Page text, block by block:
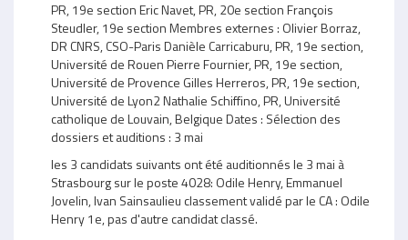
PR, 19e section Eric Navet, PR, 20e section François
Steudler, 19e section Membres externes : Olivier Borraz,
DR CNRS, CSO-Paris Danièle Carricaburu, PR, 19e section,
Université de Rouen Pierre Fournier, PR, 19e section,
Université de Provence Gilles Herreros, PR, 19e section,
Université de Lyon2 Nathalie Schiffino, PR, Université
catholique de Louvain, Belgique Dates : Sélection des
dossiers et auditions : 3 mai
les 3 candidats suivants ont été auditionnés le 3 mai à
Strasbourg sur le poste 4028: Odile Henry, Emmanuel
Jovelin, Ivan Sainsaulieu classement validé par le CA : Odile
Henry 1e, pas d'autre candidat classé.